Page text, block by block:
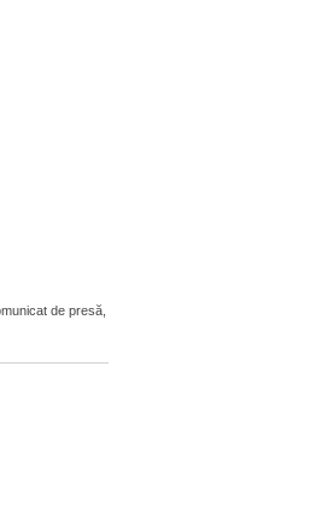
de presă,